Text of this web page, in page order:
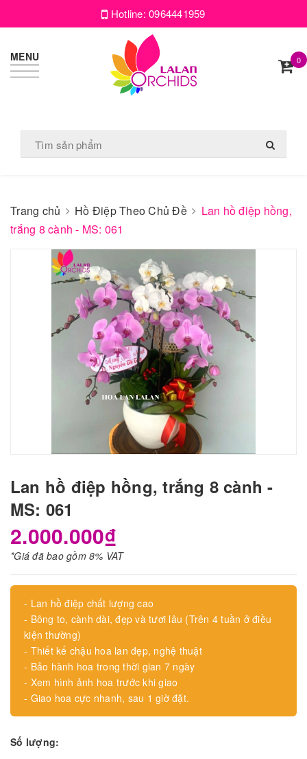
Hotline:0964441959
MENU 0
Trang chủ Hồ Điệp Theo Chủ Đề
Lan hồ điệp hồng,
trắng 8 cành - MS: 061
Lan hồ điệp hồng, trắng 8 cành -
MS: 061
2.000.000₫
*Giá đã bao gồm 8% VAT
- Lan hồ điệp chất lượng cao
- Bông to, cành dài, đẹp và tươi lâu (Trên 4 tuần ở điều
kiện thường)
- Thiết kế chậu hoa lan đẹp, nghệ thuật
- Bảo hành hoa trong thời gian 7 ngày
- Xem hình ảnh hoa trước khi giao
- Giao hoa cực nhanh, sau 1 giờ đặt.
Số lượng: